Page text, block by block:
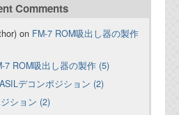
Comments
on FM-7 ROM吸出し器の製作
7 ROM吸出し器の製作 (5)
ASILデコンポジション (2)
ション (2)